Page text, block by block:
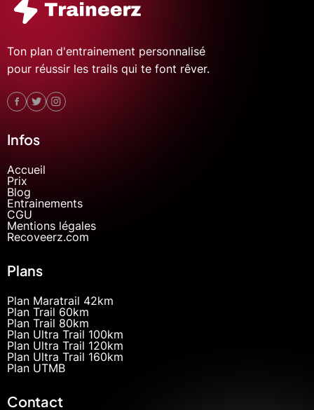
Ton plan d'entrainement personnalisé
pour réussir les trails qui te font rêver.
Infos
Accueil
Prix
Blog
Entrainements
CGU
Mentions légales
Recoveerz.com
Plans
Plan Maratrail 42km
Plan Trail 60km
Plan Trail 80km
Plan Ultra Trail 100km
Plan Ultra Trail 120km
Plan Ultra Trail 160km
Plan UTMB
Contact